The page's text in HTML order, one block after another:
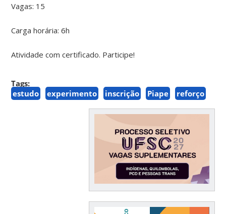
Vagas: 15
Carga horária: 6h
Atividade com certificado. Participe!
Tags:
estudo
experimento inscrição Piape reforço